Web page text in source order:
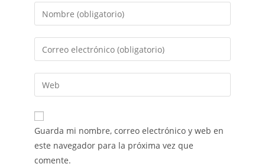
Guarda mi nombre, correo electrónico y web en
este navegador para la próxima vez que
comente.